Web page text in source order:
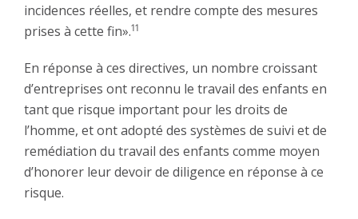
incidences réelles, et rendre compte des mesures
prises à cette fin».11
En réponse à ces directives, un nombre croissant
d’entreprises ont reconnu le travail des enfants en
tant que risque important pour les droits de
l’homme, et ont adopté des systèmes de suivi et de
remédiation du travail des enfants comme moyen
d’honorer leur devoir de diligence en réponse à ce
risque.